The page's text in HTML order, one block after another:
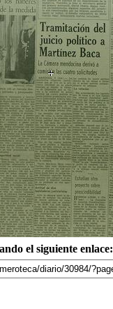
el siguiente enlace: